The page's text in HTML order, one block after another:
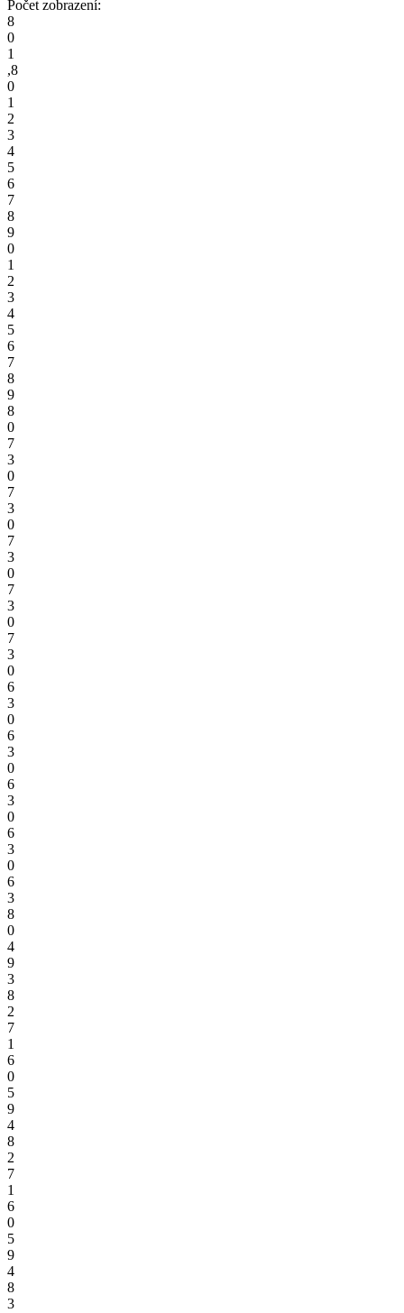
Počet zobrazení:
8
0
1
,8
0
1
2
3
4
5
6
7
8
9
0
1
2
3
4
5
6
7
8
9
8
0
7
3
0
7
3
0
7
3
0
7
3
0
7
3
0
6
3
0
6
3
0
6
3
0
6
3
0
6
3
8
0
4
9
3
8
2
7
1
6
0
5
9
4
8
2
7
1
6
0
5
9
4
8
3